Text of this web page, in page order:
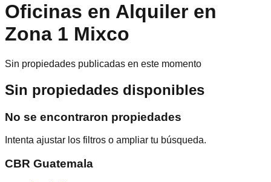
Oficinas en Alquiler en
Zona 1 Mixco
Sin propiedades publicadas en este momento
Sin propiedades disponibles
No se encontraron propiedades
Intenta ajustar los filtros o ampliar tu búsqueda.
CBR Guatemala